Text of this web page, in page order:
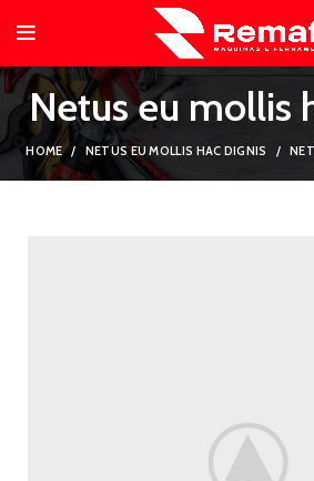
Netus eu mollis
HOME NETUS EU MOLLIS HAC DIGNIS